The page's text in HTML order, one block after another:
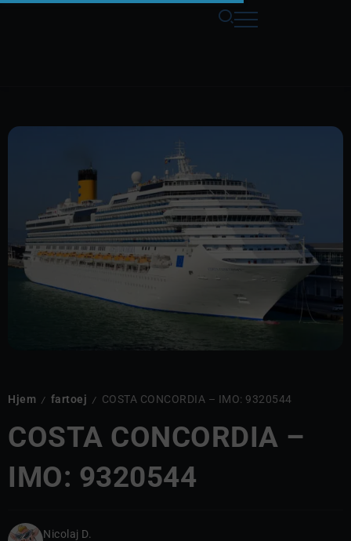
Hjem / fartoej / COSTA CONCORDIA – IMO: 9320544
COSTA CONCORDIA –
IMO: 9320544
Nicolaj D.